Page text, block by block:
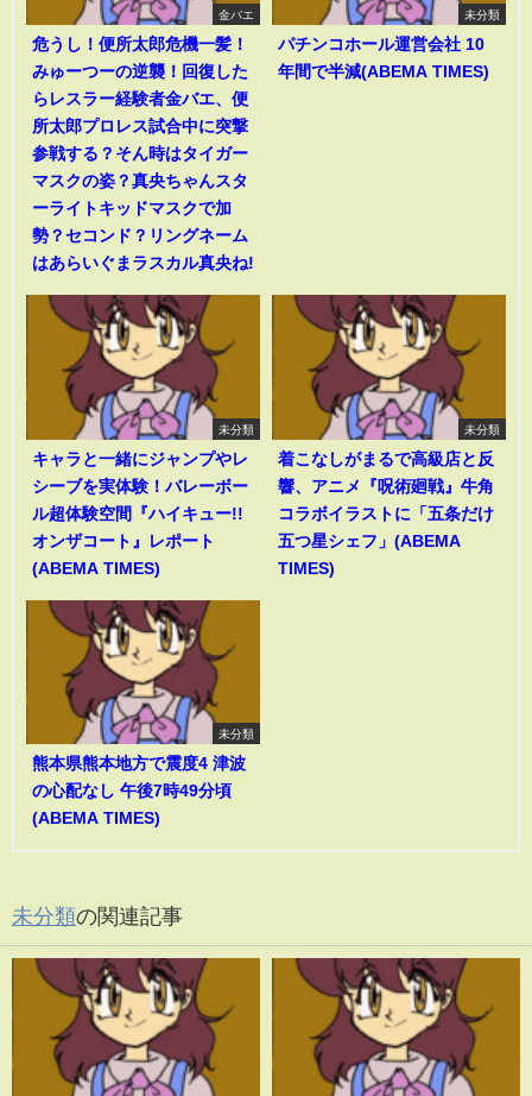
金バエ
危うし！便所太郎危機一髪！
みゅーつーの逆襲！回復した
らレスラー経験者金バエ、便
所太郎プロレス試合中に突撃
参戦する？そん時はタイガー
マスクの姿？真央ちゃんスタ
ーライトキッドマスクで加
勢？セコンド？リングネーム
はあらいぐまラスカル真央ね!
未分類
パチンコホール運営会社 10
年間で半減(ABEMA TIMES)
未分類
キャラと一緒にジャンプやレ
シーブを実体験！バレーボー
ル超体験空間『ハイキュー!!
オンザコート』レポート
(ABEMA TIMES)
未分類
着こなしがまるで高級店と反
響、アニメ『呪術廻戦』牛角
コラボイラストに「五条だけ
五つ星シェフ」(ABEMA
TIMES)
未分類
熊本県熊本地方で震度4 津波
の心配なし 午後7時49分頃
(ABEMA TIMES)
未分類の関連記事